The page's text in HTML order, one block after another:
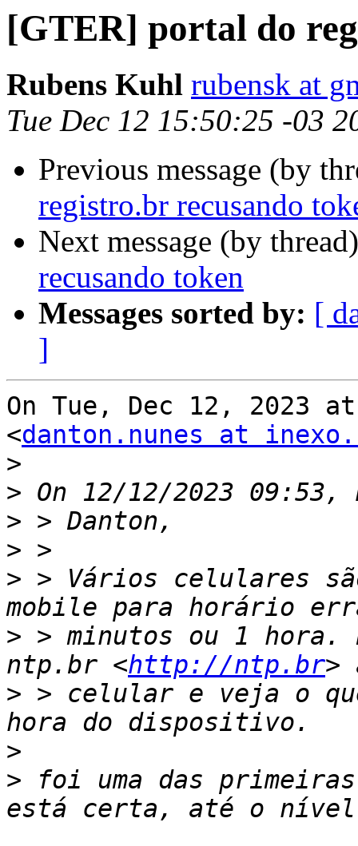
[GTER] portal do
Rubens Kuhl rubensk at
Tue Dec 12 15:50:25 -03
Previous message (by
registro.br recusando
Next message (by
recusando token
Messages sorted by: [
]
On Tue, Dec 12, 2023 at
<danton.nunes at
>
>
>
>
> > Vários celulares
> > minutos ou 1 hora.
ntp.br <http://ntp.br
> > celular e veja o
>
> foi uma das